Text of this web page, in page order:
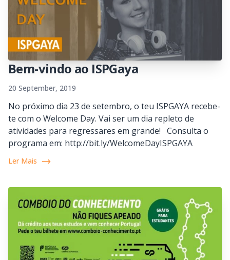
Bem-vindo ao ISPGaya
20 September, 2019
No próximo dia 23 de setembro, o teu ISPGAYA recebe-
te com o Welcome Day. Vai ser um dia repleto de
atividades para regressares em grande! Consulta o
programa em: http://bit.ly/WelcomeDayISPGAYA
Ler Mais